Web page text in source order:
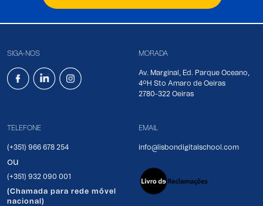
SIGA-NOS MORADA
Av. Marginal, Ed. Parque Oceano,
4ºH Sto Amaro de Oeiras
2780-322 Oeiras
TELEFONE
(+351) 966 678 254
ou
(+351) 932 090 001
(Chamada para rede móvel
nacional)
EMAIL
info@lisbondigitalschool.com